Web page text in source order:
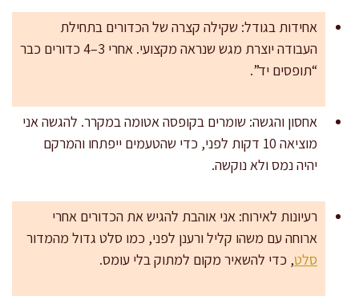
אחידות בגודל: שקילה קצרה של הכדורים בתחילת
העבודה יוצרת מגש שנראה מקצועי. אחרי 3–4 כדורים כבר
“תופסים יד”.
אחסון והגשה: שומרים בקופסה אטומה במקרר. להגשה אני
מוציאה 10 דקות לפני, כדי שהטעמים ייפתחו והמרקם
יהיה נמס ולא נוקשה.
רעיונות לאירוח: אני אוהבת להגיש את הכדורים אחרי
ארוחה עם משהו קליל ורענן לפני, כמו סלט גדול מהמדור
סלט, כדי להשאיר מקום למתוק בלי עומס.